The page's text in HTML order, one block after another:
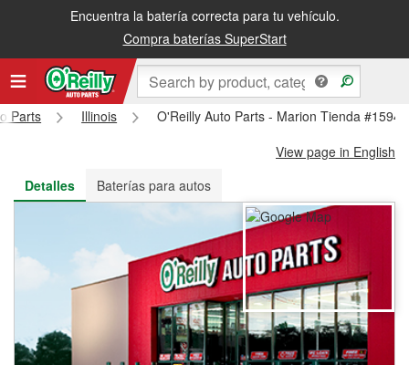
Encuentra la batería correcta para tu vehículo.
Compra baterías SuperStart
Recibe tu orden gratis al día siguiente o recógela en la tienda
Parts Illinois
O'Reilly Auto Parts - Marion Tienda #1594
View page in English
Detalles
Baterías para autos